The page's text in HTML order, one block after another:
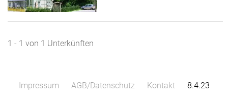
1 - 1 von 1 Unterkünften
Impressum AGB/Datenschutz Kontakt 8.4.23